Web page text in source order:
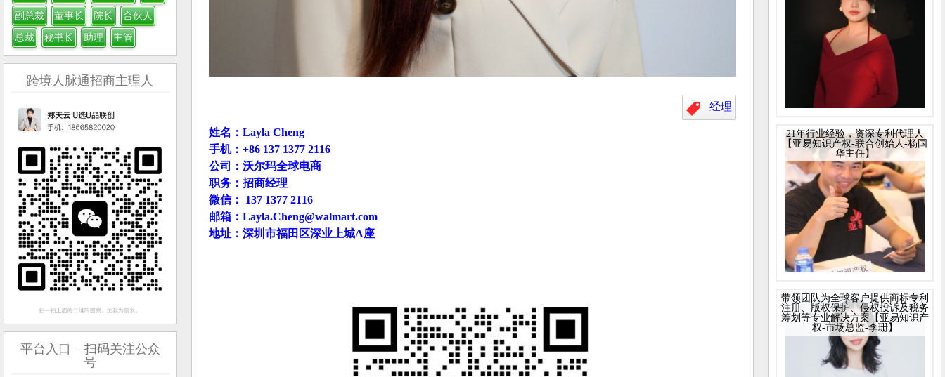
经理
姓名：Layla Cheng
手机：+86 137 1377 2116
公司：沃尔玛全球电商
职务：招商经理
微信： 137 1377 2116
邮箱：Layla.Cheng@walmart.com
地址：深圳市福田区深业上城A座
副总裁 董事长 院长 合伙人
总裁 秘书长 助理 主管
跨境人脉通招商主理人
平台入口 – 扫码关注公众
号
21年行业经验，资深专利代理人
【亚易知识产权-联合创始人-杨国
华主任】
带领团队为全球客户提供商标专利
注册、版权保护、侵权投诉及税务
筹划等专业解决方案【亚易知识产
权-市场总监-李珊】